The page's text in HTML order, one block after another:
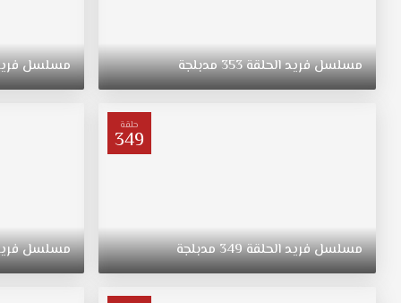
مسلسل
فريد
الطائش
والمتهور
درسا،
مسلسلفريدالحلقة353مدبلجة مسلسل
حلقة
349
مسلسلفريدالحلقة349مدبلجة مسلسل